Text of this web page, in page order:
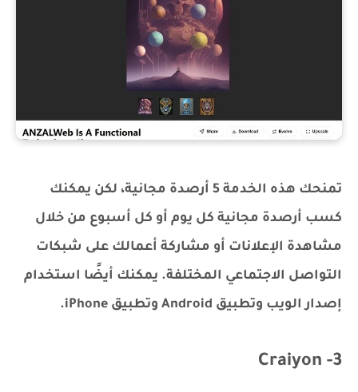
تمنحك هذه الخدمة 5 أرصدة مجانية، لكن يمكنك
كسب أرصدة مجانية كل يوم أو كل أسبوع من خلال
مشاهدة الإعلانات أو مشاركة أعمالك على شبكات
التواصل الاجتماعي المختلفة. يمكنك أيضًا استخدام
إصدار الويب وتطبيق Android وتطبيق iPhone.
3- Craiyon